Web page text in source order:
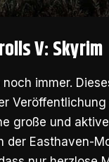
V: Skyrim
immer.
große und
Easthaven-